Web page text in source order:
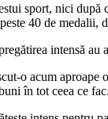
sport, nici
40 de medalii,
intensă
o acum aproape
în tot ceea ce fac.